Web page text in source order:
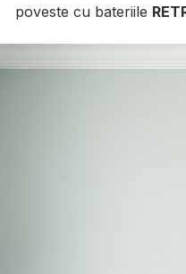
poveste cu bateriile